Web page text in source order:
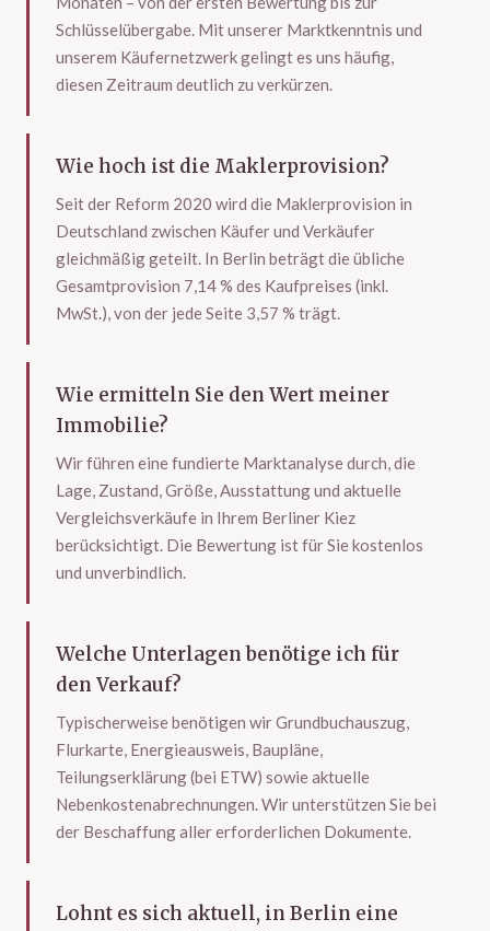
Schlüsselübergabe. Mit unserer Marktkenntnis und
unserem Käufernetzwerk gelingt es uns häufig,
diesen Zeitraum deutlich zu verkürzen.
Wie hoch ist die Maklerprovision?
Seit der Reform 2020 wird die Maklerprovision in
Deutschland zwischen Käufer und Verkäufer
gleichmäßig geteilt. In Berlin beträgt die übliche
Gesamtprovision 7,14 % des Kaufpreises (inkl.
MwSt.), von der jede Seite 3,57 % trägt.
Wie ermitteln Sie den Wert meiner
Immobilie?
Wir führen eine fundierte Marktanalyse durch, die
Lage, Zustand, Größe, Ausstattung und aktuelle
Vergleichsverkäufe in Ihrem Berliner Kiez
berücksichtigt. Die Bewertung ist für Sie kostenlos
und unverbindlich.
Welche Unterlagen benötige ich für
den Verkauf?
Typischerweise benötigen wir Grundbuchauszug,
Flurkarte, Energieausweis, Baupläne,
Teilungserklärung (bei ETW) sowie aktuelle
Nebenkostenabrechnungen. Wir unterstützen Sie bei
der Beschaffung aller erforderlichen Dokumente.
Lohnt es sich aktuell, in Berlin eine